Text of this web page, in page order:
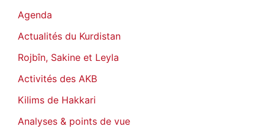
Agenda
Actualités du Kurdistan
Rojbîn, Sakine et Leyla
Activités des AKB
Kilims de Hakkari
Analyses & points de vue